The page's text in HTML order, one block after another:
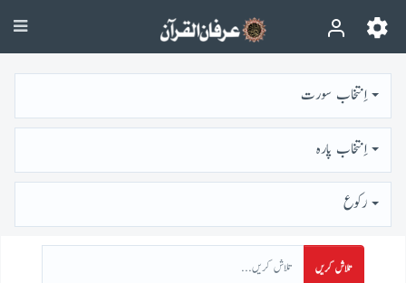
اِنتخاب سورت
اِنتخاب پارہ
رُكوع
تلاش کریں